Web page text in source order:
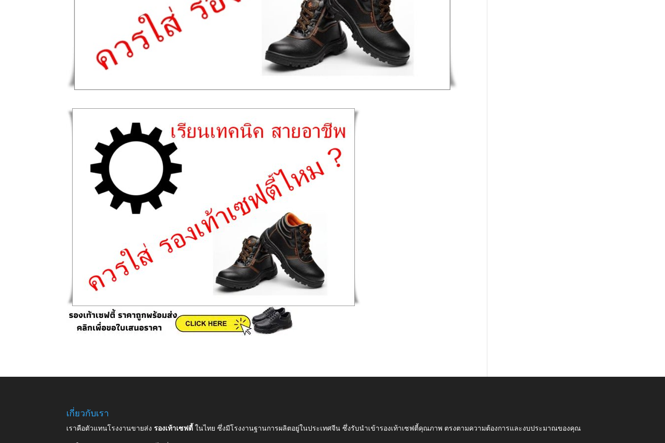
เกี่ยวกับเรา
เราคือตัวแทนโรงงานขายส่งรองเท้าเซฟตี้ในไทย ซึ่งมีโรงงานฐานการผลิตอยู่ในประเทศจีน ซึ่งรับนำเข้ารองเท้าเซฟตี้คุณภาพ ตรงตามความต้องการและงบประมาณของคุณ